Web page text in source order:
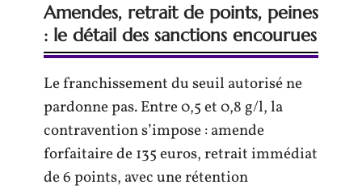
Amendes, retrait de points, peines
: le détail des sanctions encourues
Le franchissement du seuil autorisé ne
pardonne pas. Entre 0,5 et 0,8 g/l, la
contravention s’impose : amende
forfaitaire de 135 euros, retrait immédiat
de 6 points, avec une rétention